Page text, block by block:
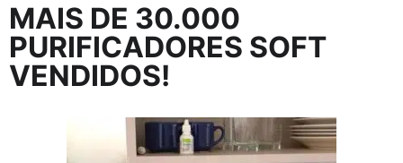
MAIS DE 30.000
PURIFICADORES SOFT
VENDIDOS!